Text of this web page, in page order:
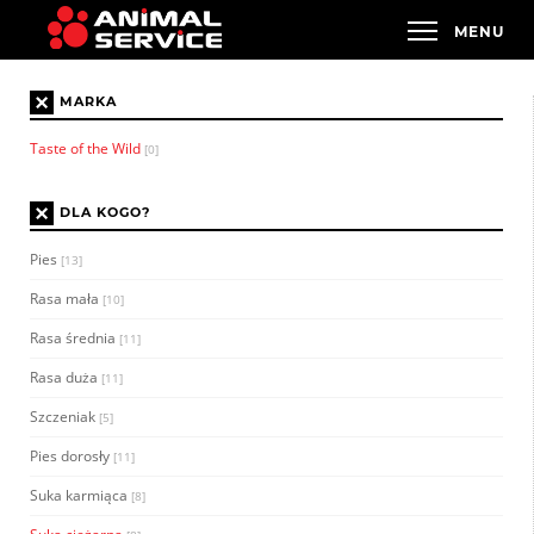
× MARKA
Taste of the Wild [0]
× DLA KOGO?
Pies [13]
Rasa mała [10]
Rasa średnia [11]
Rasa duża [11]
Szczeniak [5]
Pies dorosły [11]
Suka karmiąca [8]